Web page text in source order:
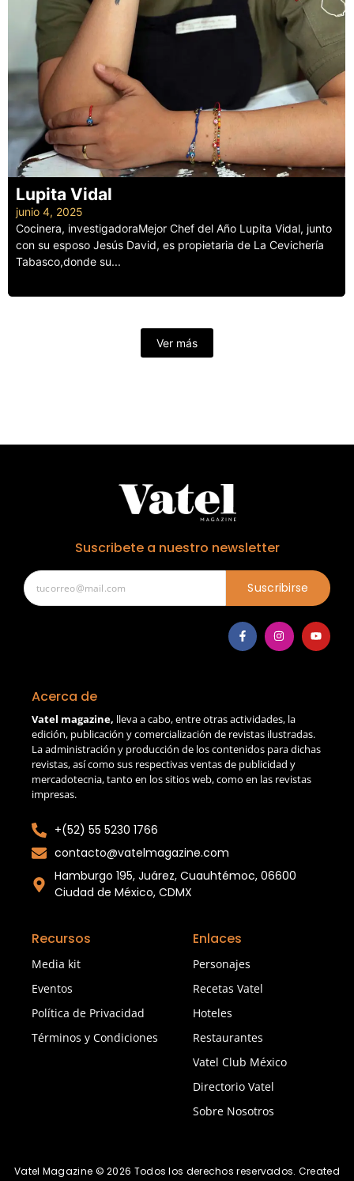
Lupita Vidal
junio 4, 2025
Cocinera, investigadoraMejor Chef del Año Lupita Vidal, junto
con su esposo Jesús David, es propietaria de La Cevichería
Tabasco,donde su...
Ver más
Suscribete a nuestro newsletter
Suscribirse
Acerca de
Vatel magazine, lleva a cabo, entre otras actividades, la
edición, publicación y comercialización de revistas ilustradas.
La administración y producción de los contenidos para dichas
revistas, así como sus respectivas ventas de publicidad y
mercadotecnia, tanto en los sitios web, como en las revistas
impresas.
+(52) 55 5230 1766
contacto@vatelmagazine.com
Hamburgo 195, Juárez, Cuauhtémoc, 06600
Ciudad de México, CDMX
Recursos
Media kit
Eventos
Política de Privacidad
Términos y Condiciones
Enlaces
Personajes
Recetas Vatel
Hoteles
Restaurantes
Vatel Club México
Directorio Vatel
Sobre Nosotros
Vatel Magazine © 2026 Todos los derechos reservados. Created